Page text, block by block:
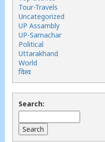
Tour-Travels
Uncategorized
UP Assambly
UP-Samachar
Political
Uttarakhand
World
विश्व
Search: